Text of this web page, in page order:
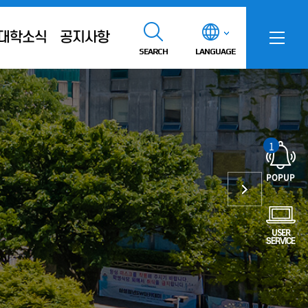
학소식 공지사항
SEARCH LANGUAGE
POPUP
1
USER
SERVICE